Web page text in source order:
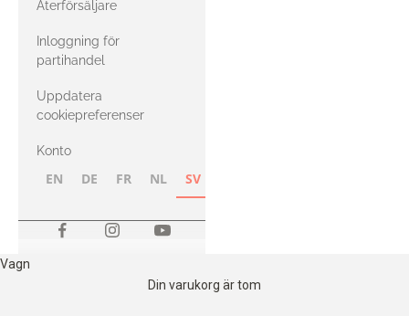
med Heavy
Merino
Återförsäljare
Inloggning för
partihandel
Uppdatera
cookiepreferenser
Konto
EN DE FR NL SV
Vagn
Din varukorg är tom